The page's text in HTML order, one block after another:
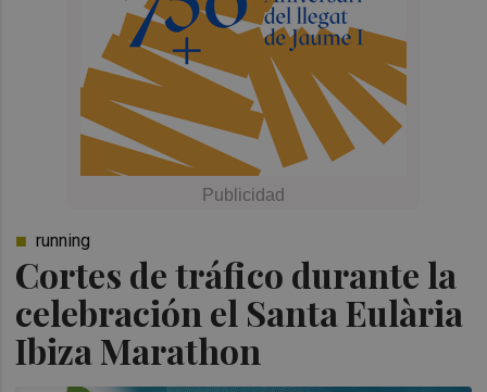
Cortes de tráfico durante la
celebración el Santa Eulària
Ibiza Marathon
running